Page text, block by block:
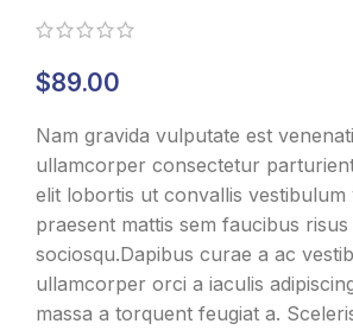
$89.00
Nam gravida vulputate est
ullamcorper consectetur
elit lobortis ut convallis
praesent mattis sem faucibus risus
sociosqu.Dapibus curae a ac
ullamcorper orci a iaculis
massa a torquent feugiat a.